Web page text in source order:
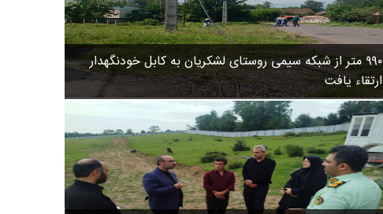
۹۹۰ متر از شبکه سیمی روستای لشکریان به کابل خودنگهدار
ارتقاء یافت